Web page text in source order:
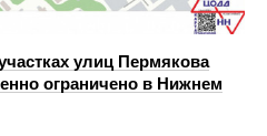
улиц Пермякова
ограничено в Нижнем